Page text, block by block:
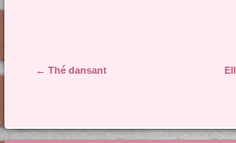
Navigation des articles
← Thé dansant